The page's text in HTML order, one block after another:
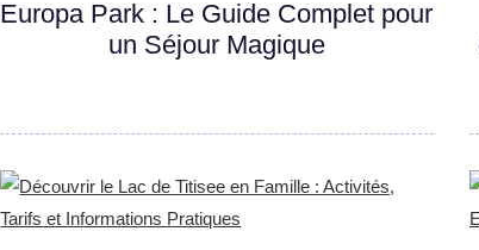
Europa Park : Le Guide Complet pour
un Séjour Magique